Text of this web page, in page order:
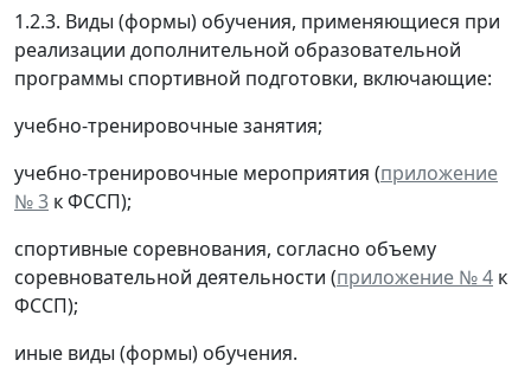
1.2.3. Виды (формы) обучения, применяющиеся при
реализации дополнительной образовательной
программы спортивной подготовки, включающие:
учебно-тренировочные занятия;
учебно-тренировочные мероприятия (приложение
№ 3 к ФССП);
спортивные соревнования, согласно объему
соревновательной деятельности (приложение № 4 к
ФССП);
иные виды (формы) обучения.